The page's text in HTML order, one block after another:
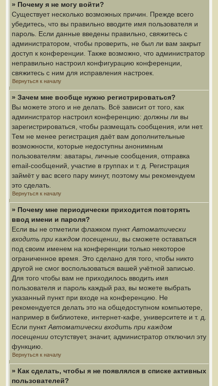
» Почему я не могу войти?
Существует несколько возможных причин. Прежде всего
убедитесь, что вы правильно вводите имя пользователя и
пароль. Если данные введены правильно, свяжитесь с
администратором, чтобы проверить, не был ли вам закрыт
доступ к конференции. Также возможно, что администратор
неправильно настроил конфигурацию конференции,
свяжитесь с ним для исправления настроек.
Вернуться к началу
» Зачем мне вообще нужно регистрироваться?
Вы можете этого и не делать. Всё зависит от того, как
администратор настроил конференцию: должны ли вы
зарегистрироваться, чтобы размещать сообщения, или нет.
Тем не менее регистрация даёт вам дополнительные
возможности, которые недоступны анонимным
пользователям: аватары, личные сообщения, отправка
email-сообщений, участие в группах и т. д. Регистрация
займёт у вас всего пару минут, поэтому мы рекомендуем
это сделать.
Вернуться к началу
» Почему мне периодически приходится повторять
ввод имени и пароля?
Если вы не отметили флажком пунктАвтоматически
входить при каждом посещении , вы сможете оставаться
под своим именем на конференции только некоторое
ограниченное время. Это сделано для того, чтобы никто
другой не смог воспользоваться вашей учётной записью.
Для того чтобы вам не приходилось вводить имя
пользователя и пароль каждый раз, вы можете выбрать
указанный пункт при входе на конференцию. Не
рекомендуется делать это на общедоступном компьютере,
например в библиотеке, интернет-кафе, университете и т. д.
Если пунктАвтоматически входить при каждом
посещении отсутствует, значит, администратор отключил эту
функцию.
Вернуться к началу
» Как сделать, чтобы я не появлялся в списке активных
пользователей?